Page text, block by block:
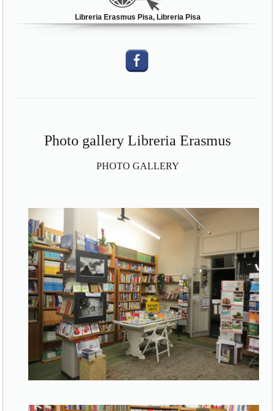
Libreria Erasmus Pisa, Libreria Pisa
Photo gallery Libreria Erasmus
PHOTO GALLERY